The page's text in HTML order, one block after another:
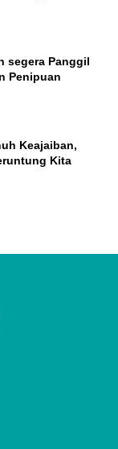
segera Panggil
Penipuan
Keajaiban,
Kita